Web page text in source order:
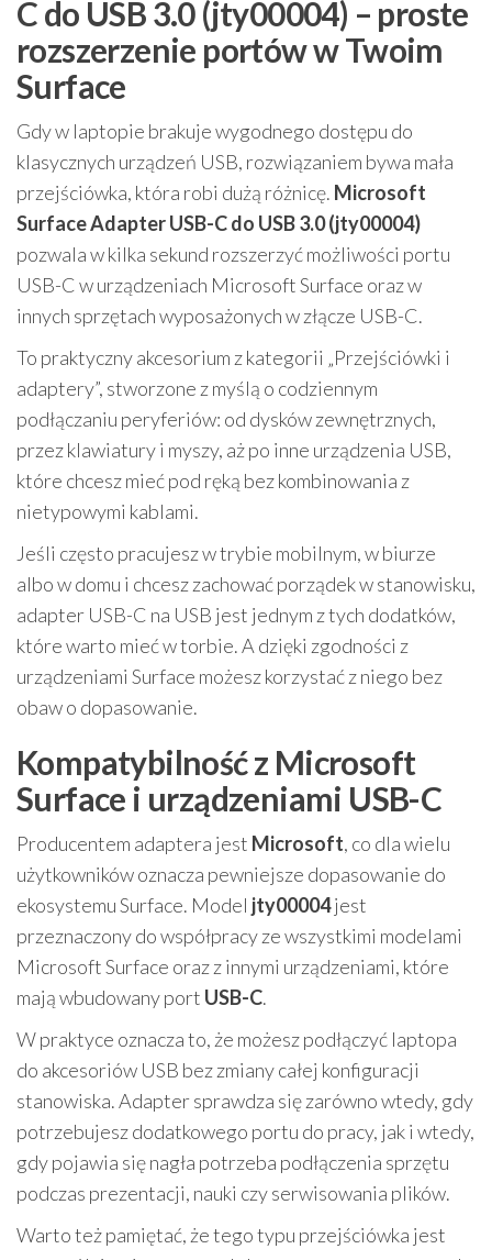
C do USB 3.0 (jty00004) – proste
rozszerzenie portów w Twoim
Surface
Gdy w laptopie brakuje wygodnego dostępu do
klasycznych urządzeń USB, rozwiązaniem bywa mała
przejściówka, która robi dużą różnicę. Microsoft
Surface Adapter USB-C do USB 3.0 (jty00004)
pozwala w kilka sekund rozszerzyć możliwości portu
USB-C w urządzeniach Microsoft Surface oraz w
innych sprzętach wyposażonych w złącze USB-C.
To praktyczny akcesorium z kategorii „Przejściówki i
adaptery”, stworzone z myślą o codziennym
podłączaniu peryferiów: od dysków zewnętrznych,
przez klawiatury i myszy, aż po inne urządzenia USB,
które chcesz mieć pod ręką bez kombinowania z
nietypowymi kablami.
Jeśli często pracujesz w trybie mobilnym, w biurze
albo w domu i chcesz zachować porządek w stanowisku,
adapter USB-C na USB jest jednym z tych dodatków,
które warto mieć w torbie. A dzięki zgodności z
urządzeniami Surface możesz korzystać z niego bez
obaw o dopasowanie.
Kompatybilność z Microsoft
Surface i urządzeniami USB-C
Producentem adaptera jest Microsoft, co dla wielu
użytkowników oznacza pewniejsze dopasowanie do
ekosystemu Surface. Model jty00004jest
przeznaczony do współpracy ze wszystkimi modelami
Microsoft Surface oraz z innymi urządzeniami, które
mają wbudowany port USB-C.
W praktyce oznacza to, że możesz podłączyć laptopa
do akcesoriów USB bez zmiany całej konfiguracji
stanowiska. Adapter sprawdza się zarówno wtedy, gdy
potrzebujesz dodatkowego portu do pracy, jak i wtedy,
gdy pojawia się nagła potrzeba podłączenia sprzętu
podczas prezentacji, nauki czy serwisowania plików.
Warto też pamiętać, że tego typu przejściówka jest